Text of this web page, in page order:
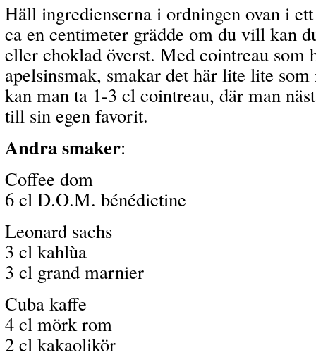
Häll ingredienserna i ordningen ovan i
ca en centimeter grädde om du vill kan
eller choklad överst. Med cointreau som
apelsinsmak, smakar det här lite lite
kan man ta 1-3 cl cointreau, där man
till sin egen favorit.
Andra smaker:
Coffee dom
6 cl D.O.M. bénédictine
Leonard sachs
3 cl kahlùa
3 cl grand marnier
Cuba kaffe
4 cl mörk rom
2 cl kakaolikör